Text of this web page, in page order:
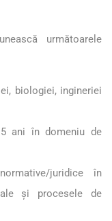
următoarele
biologiei, ingineriei
ani în domeniu de
juridice în
și procesele de